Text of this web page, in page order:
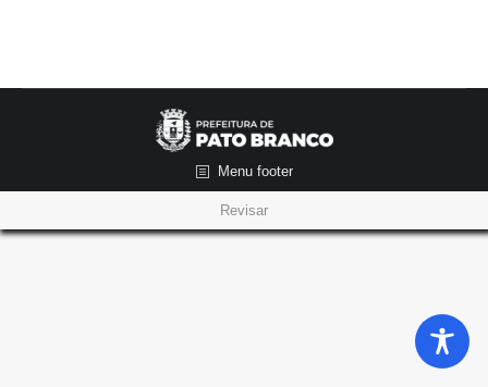
Menu footer
Revisar